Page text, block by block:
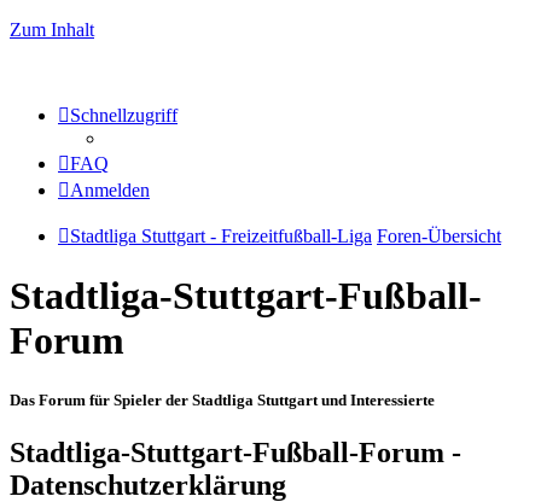
Zum Inhalt
Schnellzugriff
FAQ
Anmelden
Stadtliga Stuttgart - Freizeitfußball-Liga Foren-Übersicht
Stadtliga-Stuttgart-Fußball-
Forum
Das Forum für Spieler der Stadtliga Stuttgart und Interessierte
Stadtliga-Stuttgart-Fußball-Forum -
Datenschutzerklärung